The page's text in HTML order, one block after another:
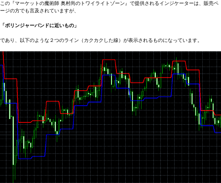
この『マーケットの魔術師 奥村尚のトワイライトゾーン』で提供されるインジケーターは、販売ペ
ージの方でも言及されていますが、
「ボリンジャーバンドに近いもの」
であり、以下のような２つのライン（カクカクした線）が表示されるものになっています。